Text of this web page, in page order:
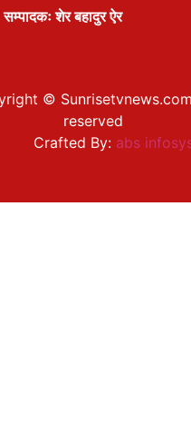
सम्पादकः शेर बहादुर ऐर
©
reserved
Crafted By:abs